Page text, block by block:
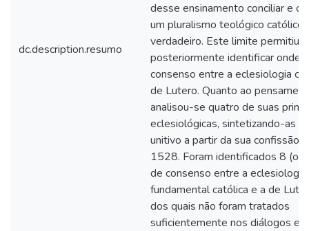
dc.description.resumo
desse ensinamento conciliar e o
um pluralismo teológico católico
verdadeiro. Este limite permitiu
posteriormente identificar onde
consenso entre a eclesiologia
de Lutero. Quanto ao
analisou-se quatro de suas
eclesiológicas, sintetizando-as
unitivo a partir da sua confissão
1528. Foram identificados 8
de consenso entre a eclesiologia
fundamental católica e a de
dos quais não foram tratados
suficientemente nos diálogos